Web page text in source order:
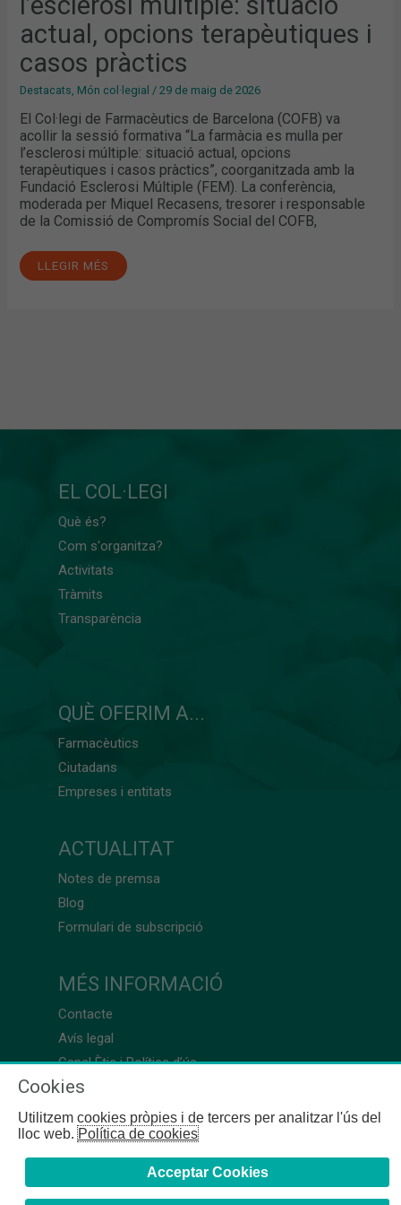
actual, opcions terapèutiques i
casos pràctics
Destacats, Món col·legial /29 de maig de 2026
El Col·legi de Farmacèutics de Barcelona (COFB) va
acollir la sessió formativa “La farmàcia es mulla per
l’esclerosi múltiple: situació actual, opcions
terapèutiques i casos pràctics”, coorganitzada amb la
Fundació Esclerosi Múltiple (FEM). La conferència,
moderada per Miquel Recasens, tresorer i responsable
de la Comissió de Compromís Social del COFB,
LLEGIR MÉS
EL COL·LEGI
Què és?
Com s'organitza?
Activitats
Tràmits
Transparència
QUÈ OFERIM A...
Farmacèutics
Ciutadans
Empreses i entitats
ACTUALITAT
Notes de premsa
Blog
Formulari de subscripció
MÉS INFORMACIÓ
Contacte
Avís legal
Canal Ètic i Política d’ús
Cookies
Utilitzem cookies pròpies i de tercers per analitzar l'ús del
lloc web.Política de cookies
Acceptar Cookies